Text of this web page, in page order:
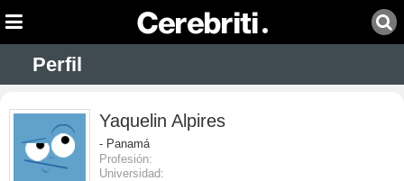
Perfil
Yaquelin Alpires
- Panamá
Profesión:
Universidad: